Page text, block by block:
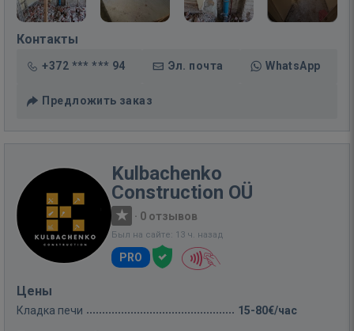
Контакты
+372 *** *** 94 Эл. почта WhatsApp
Предложить заказ
Kulbachenko
Construction OÜ
· 0 отзывов
Был на сайте: 13 ч. назад
PRO
Цены
Кладка печи 15-80€/час